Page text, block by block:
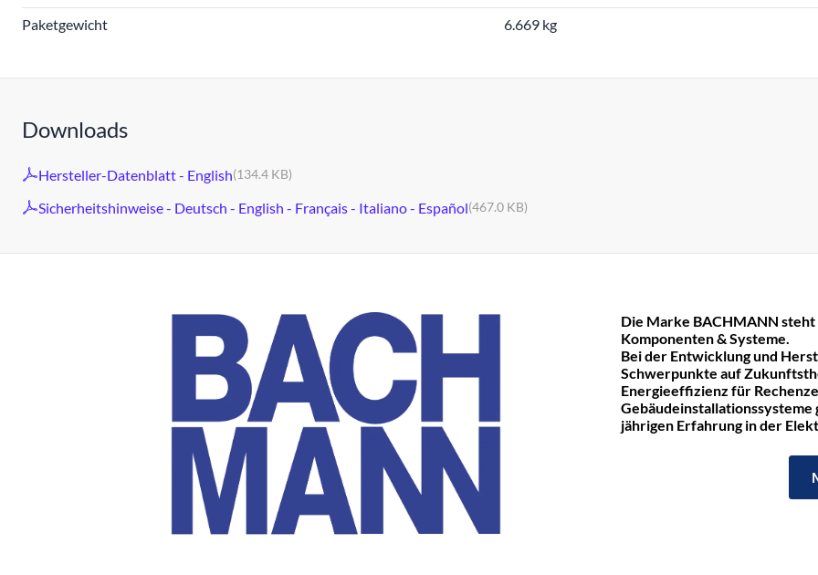
Paketgewicht
6.669 kg
Downloads
Hersteller-Datenblatt - English(134.4 KB)
Sicherheitshinweise - Deutsch - English - Français - Italiano - Español(467.0 KB)
Die Marke BACHMANN
Komponenten & Systeme.
Bei der Entwicklung und
Schwerpunkte auf
Energieeffizienz für
jährigen Erfahrung in der